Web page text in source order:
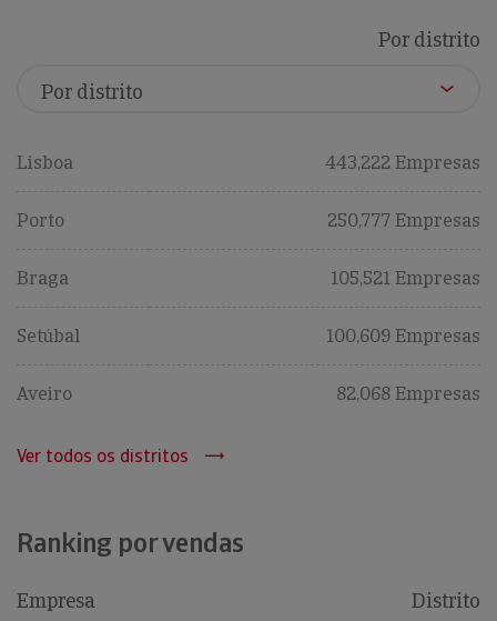
Por distrito
Lisboa 443,222 Empresas
Porto 250,777 Empresas
Braga 105,521 Empresas
Setúbal 100,609 Empresas
Aveiro 82,068 Empresas
Ver todos os distritos
Ranking por vendas
Empresa Distrito